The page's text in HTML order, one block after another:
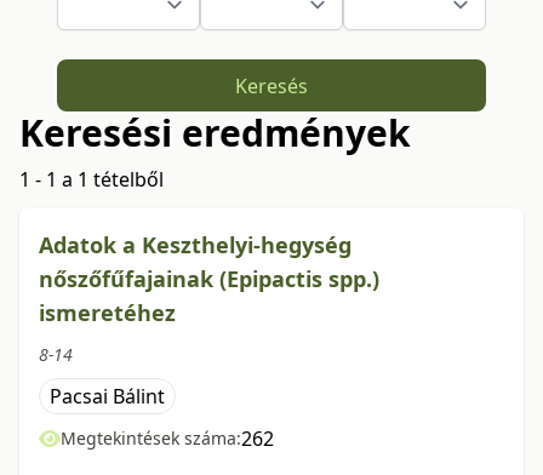
Keresés
Keresési eredmények
1 - 1 a 1 tételből
Adatok a Keszthelyi-hegység
nőszőfűfajainak (Epipactis spp.)
ismeretéhez
8-14
Pacsai Bálint
Megtekintések száma:262